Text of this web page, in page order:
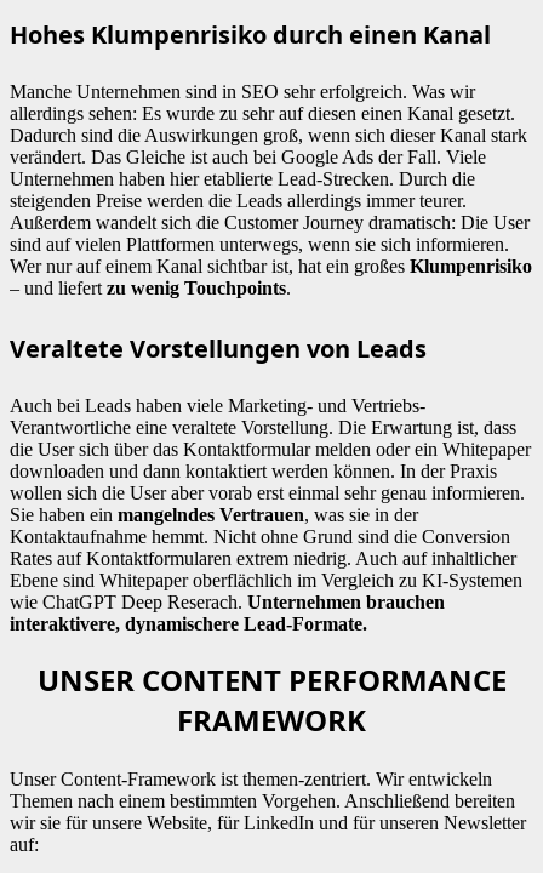
Hohes Klumpenrisiko durch einen Kanal
Manche Unternehmen sind in SEO sehr erfolgreich. Was wir
allerdings sehen: Es wurde zu sehr auf diesen einen Kanal gesetzt.
Dadurch sind die Auswirkungen groß, wenn sich dieser Kanal stark
verändert. Das Gleiche ist auch bei Google Ads der Fall. Viele
Unternehmen haben hier etablierte Lead-Strecken. Durch die
steigenden Preise werden die Leads allerdings immer teurer.
Außerdem wandelt sich die Customer Journey dramatisch: Die User
sind auf vielen Plattformen unterwegs, wenn sie sich informieren.
Wer nur auf einem Kanal sichtbar ist, hat ein großes Klumpenrisiko
– und liefert zu wenig Touchpoints.
Veraltete Vorstellungen von Leads
Auch bei Leads haben viele Marketing- und Vertriebs-
Verantwortliche eine veraltete Vorstellung. Die Erwartung ist, dass
die User sich über das Kontaktformular melden oder ein Whitepaper
downloaden und dann kontaktiert werden können. In der Praxis
wollen sich die User aber vorab erst einmal sehr genau informieren.
Sie haben ein mangelndes Vertrauen, was sie in der
Kontaktaufnahme hemmt. Nicht ohne Grund sind die Conversion
Rates auf Kontaktformularen extrem niedrig. Auch auf inhaltlicher
Ebene sind Whitepaper oberflächlich im Vergleich zu KI-Systemen
wie ChatGPT Deep Reserach. Unternehmen brauchen
interaktivere, dynamischere Lead-Formate.
UNSER CONTENT PERFORMANCE
FRAMEWORK
Unser Content-Framework ist themen-zentriert. Wir entwickeln
Themen nach einem bestimmten Vorgehen. Anschließend bereiten
wir sie für unsere Website, für LinkedIn und für unseren Newsletter
auf: